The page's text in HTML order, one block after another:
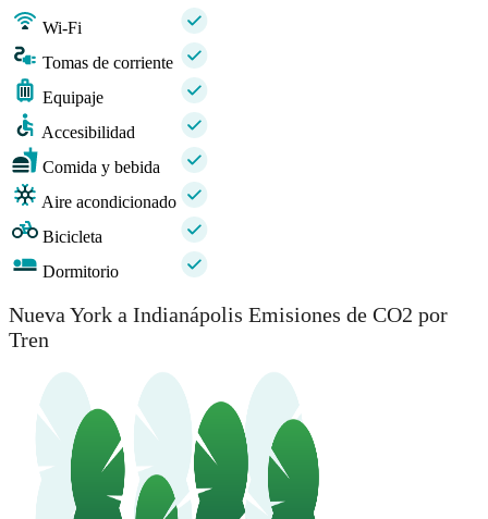
Wi-Fi
Tomas de corriente
Equipaje
Accesibilidad
Comida y bebida
Aire acondicionado
Bicicleta
Dormitorio
Nueva York a Indianápolis Emisiones de CO2 por
Tren